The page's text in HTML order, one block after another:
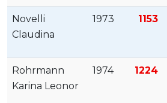
Novelli
Claudina
1973 1153
Rohrmann
Karina Leonor
1974 1224